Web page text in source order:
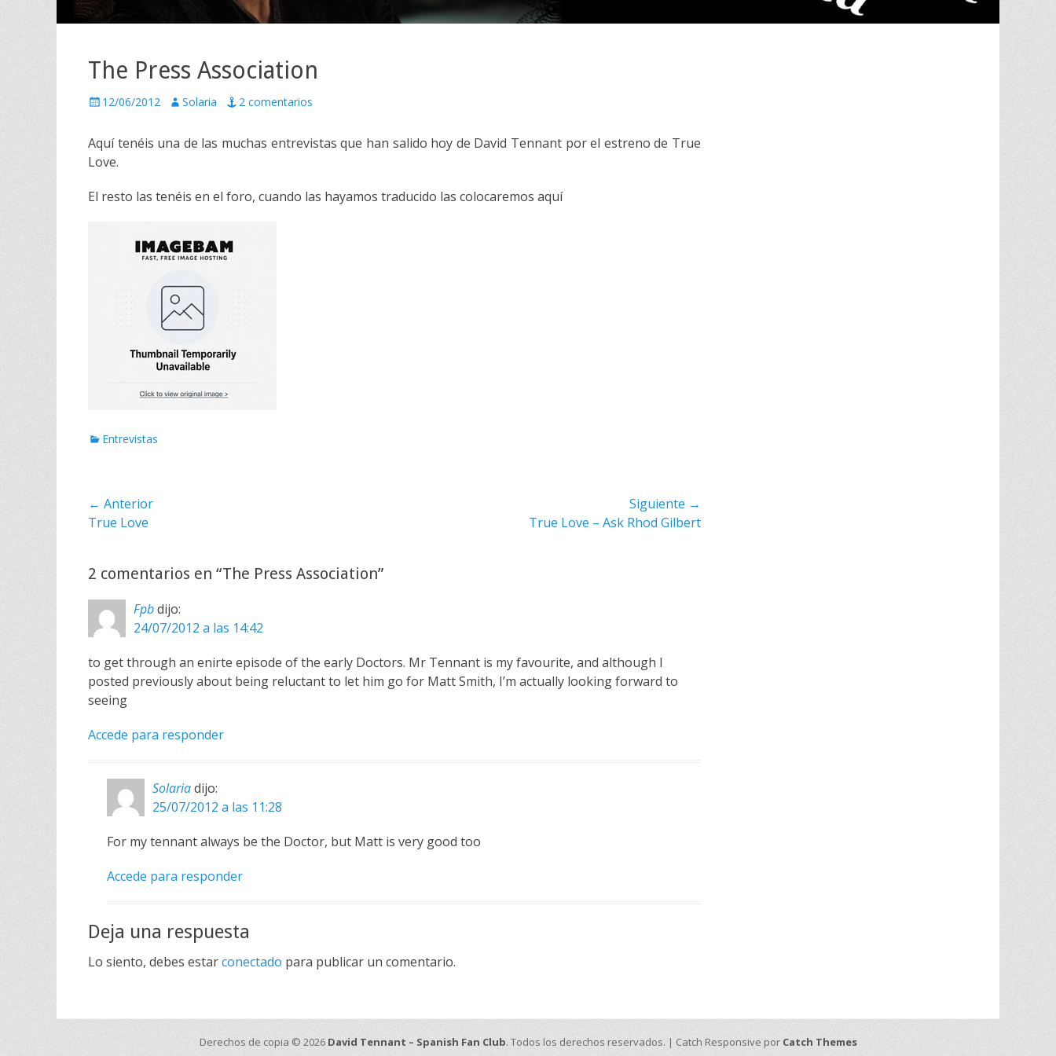
The Press Association
P
b
l
i
a
12/06/2012
A
o
Solaria 2 comentarios
Aquí tenéis una de las muchas entrevistas que han salido hoy de David Tennant por el estreno de True
Love.
El resto las tenéis en el foro, cuando las hayamos traducido las colocaremos aquí
C
g
o
a
Entrevistas
Navegación
de
entradas
← Anterior
Entrada
True Love
Siguiente →
True Love – Ask Rhod Gilbert
2 comentarios en “The Press Association”
Fpbdijo:
24/07/2012 a las 14:42
to get through an enirte episode of the early Doctors. Mr Tennant is my favourite, and although I
posted previously about being reluctant to let him go for Matt Smith, I’m actually looking forward to
seeing
Accede para responder
Solariadijo:
25/07/2012 a las 11:28
For my tennant always be the Doctor, but Matt is very good too
Accede para responder
Deja una respuesta
Lo siento, debes estarconectado para publicar un comentario.
Derechos de copia © 2026 David Tennant – Spanish Fan Club. Todos los derechos reservados. | Catch Responsive por Catch Themes